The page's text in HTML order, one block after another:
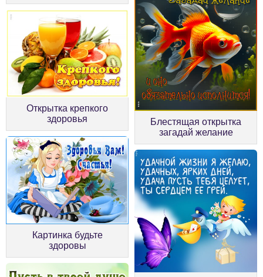
Открытка крепкого
здоровья
Блестящая открытка
загадай желание
Картинка будьте
здоровы